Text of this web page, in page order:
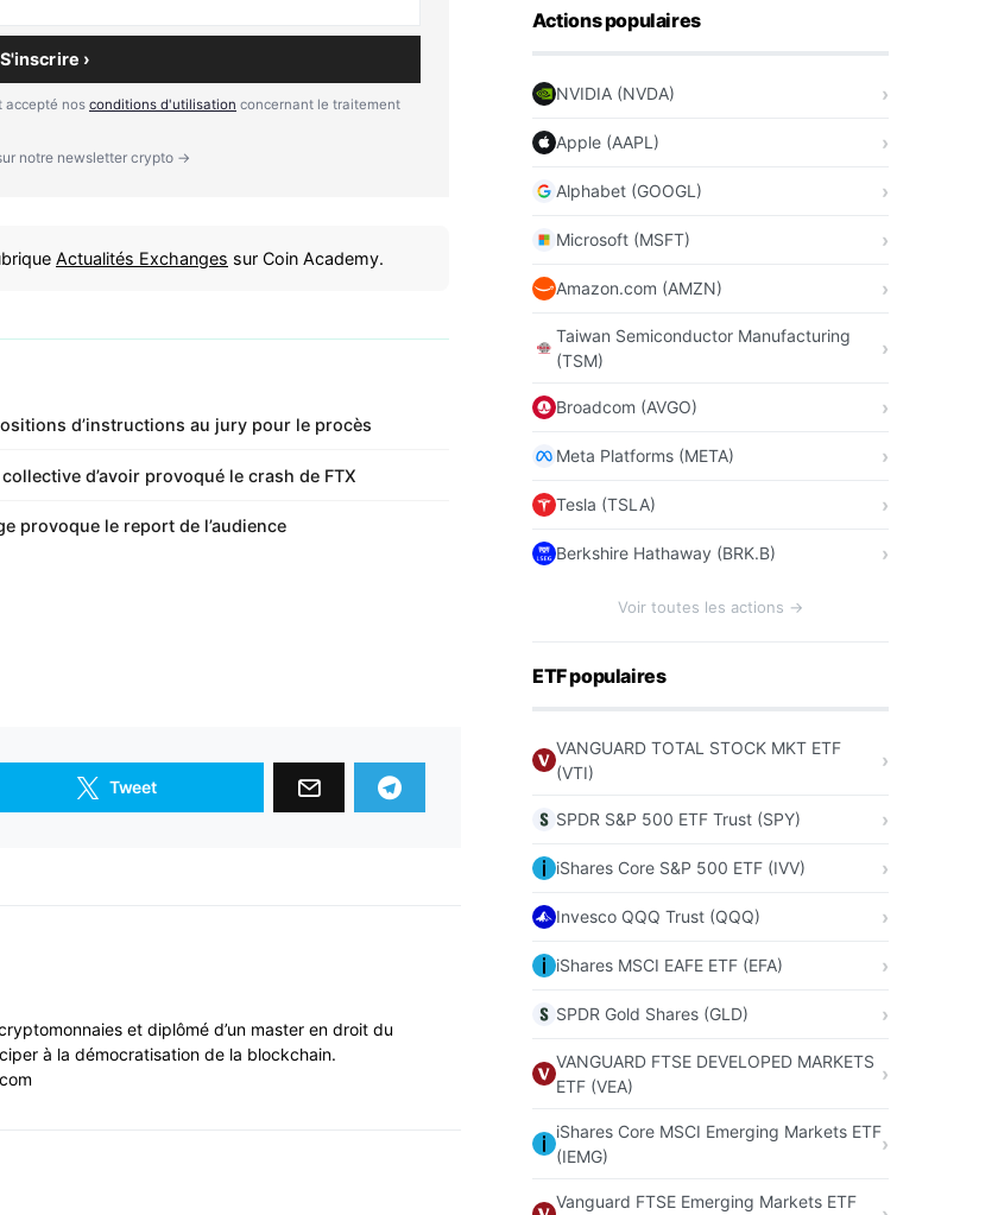
S'inscrire ›
accepté nos conditions d'utilisation concernant le traitement
notre newsletter crypto →
Actualités Exchanges sur Coin Academy.
d’instructions au jury pour le procès
d’avoir provoqué le crash de FTX
provoque le report de l’audience
Tweet
et diplômé d’un master en droit du
à la démocratisation de la blockchain.
Actions populaires
NVIDIA (NVDA)
Apple (AAPL)
Alphabet (GOOGL)
Microsoft (MSFT)
Amazon.com (AMZN)
Taiwan Semiconductor Manufacturing
(TSM)
Broadcom (AVGO)
Meta Platforms (META)
Tesla (TSLA)
Berkshire Hathaway (BRK.B)
Voir toutes les actions →
ETF populaires
VANGUARD TOTAL STOCK MKT ETF
(VTI)
SPDR S&P 500 ETF Trust (SPY)
iShares Core S&P 500 ETF (IVV)
Invesco QQQ Trust (QQQ)
iShares MSCI EAFE ETF (EFA)
SPDR Gold Shares (GLD)
VANGUARD FTSE DEVELOPED MARKETS
ETF (VEA)
iShares Core MSCI Emerging Markets ETF
(IEMG)
Vanguard FTSE Emerging Markets ETF